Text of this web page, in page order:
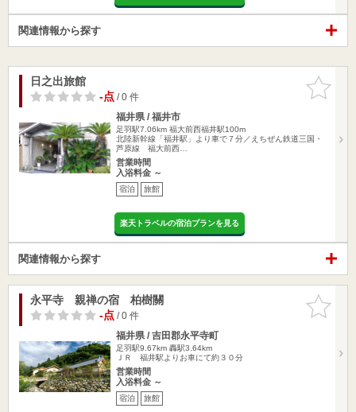
関連情報から探す
お気に入
りに追加
日之出旅館
-点/ 0 件
福井県 / 福井市
足羽駅7.06km 福大前西福井駅100m
北陸新幹線「福井駅」より車で７分／えちぜん鉄道三国・
芦原線 福大前西…
営業時間
入浴料金 ～
宿泊 旅館
楽天トラベルの宿泊プランを見る
関連情報から探す
お気に入
りに追加
永平寺 親禅の宿 柏樹關
-点/ 0 件
福井県 / 吉田郡永平寺町
足羽駅9.67km 轟駅3.64km
ＪＲ 福井駅よりお車にて約３０分
営業時間
入浴料金 ～
宿泊 旅館